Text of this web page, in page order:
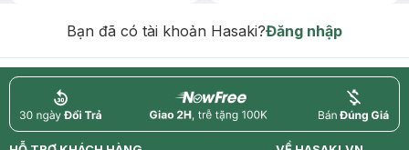
Bạn đã có tài khoản Hasaki?Đăng nhập
return nowfree price